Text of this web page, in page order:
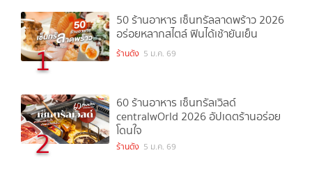
1
50 ร้านอาหาร เซ็นทรัลลาดพร้าว 2026
อร่อยหลากสไตล์ ฟินได้เช้ายันเย็น
ร้านดัง 5 ม.ค. 69
2
60 ร้านอาหาร เซ็นทรัลเวิลด์
centralwOrld 2026 อัปเดตร้านอร่อย
โดนใจ
ร้านดัง 5 ม.ค. 69